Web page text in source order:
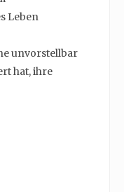
Leben
unvorstellbar
hat, ihre